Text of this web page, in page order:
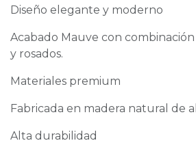
Diseño elegante y moderno
Acabado Mauve con
y rosados.
Materiales premium
Fabricada en madera natural de
Alta durabilidad